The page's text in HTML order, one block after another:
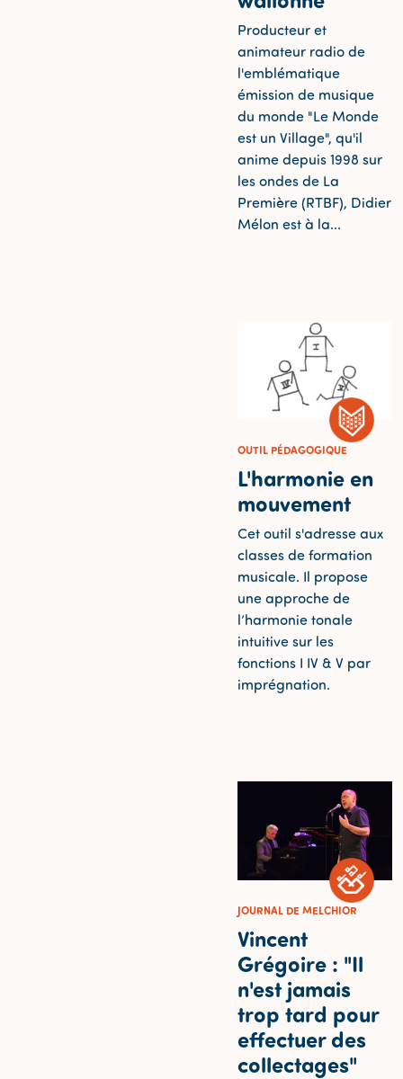
Producteur et
animateur radio de
l'emblématique
émission de musique
du monde "Le Monde
est un Village", qu'il
anime depuis 1998 sur
les ondes de La
Première (RTBF), Didier
Mélon est à la...
OUTIL PÉDAGOGIQUE
L'harmonie en
mouvement
Cet outil s'adresse aux
classes de formation
musicale. Il propose
une approche de
l’harmonie tonale
intuitive sur les
fonctions I IV & V par
imprégnation.
JOURNAL DE MELCHIOR
Vincent
Grégoire : "Il
n'est jamais
trop tard pour
effectuer des
collectages"